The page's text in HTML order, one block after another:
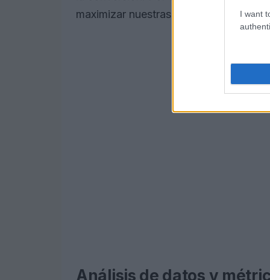
I want
maximizar nuestras oportunidades de
Análisis de datos y